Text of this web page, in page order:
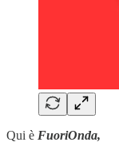
Qui è FuoriOnda,